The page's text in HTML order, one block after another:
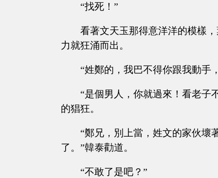
“找死！”
看著文天玉那得意洋洋的模樣
力就狂涌而出。
“姓鄭的，我巴不得你跟我動手
“是個男人，你就過來！看老子
的猖狂。
“鄭兄，別上當，姓文的家伙壞
了。”韓泰勸道。
“不敢了是吧？”